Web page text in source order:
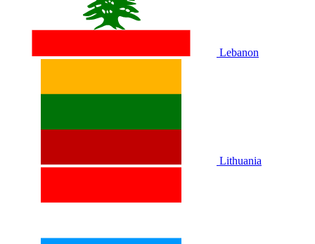
Lebanon
Lithuania